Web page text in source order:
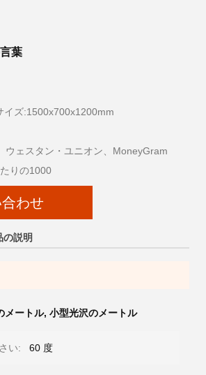
葉
イズ:1500x700x1200mm
ウェスタン・ユニオン、MoneyGram
りの1000
わせ
の説明
メートル, 小型光沢のメートル
い: 60 度